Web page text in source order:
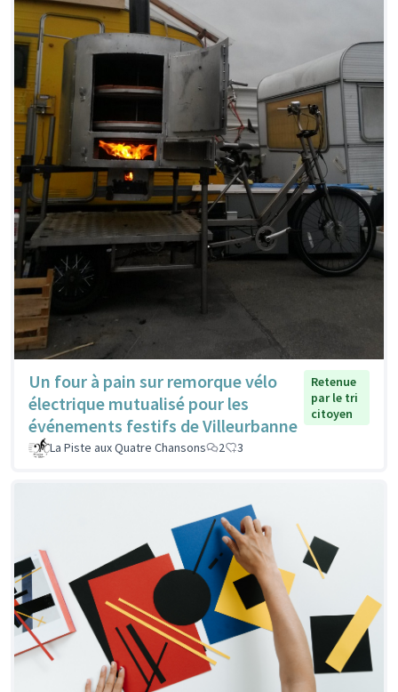
Un four à pain sur remorque vélo
électrique mutualisé pour les
événements festifs de Villeurbanne
Retenue
par le tri
citoyen
La Piste aux Quatre Chansons 2 3